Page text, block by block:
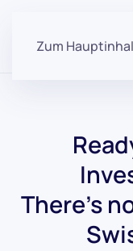
Zum
There's